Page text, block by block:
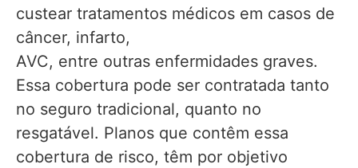
custear tratamentos médicos em casos de
câncer, infarto,
AVC, entre outras enfermidades graves.
Essa cobertura pode ser contratada tanto
no seguro tradicional, quanto no
resgatável. Planos que contêm essa
cobertura de risco, têm por objetivo